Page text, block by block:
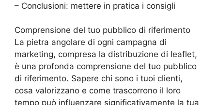
– Conclusioni: mettere in pratica i consigli
Comprensione del tuo pubblico di riferimento
La pietra angolare di ogni campagna di
marketing, compresa la distribuzione di leaflet,
è una profonda comprensione del tuo pubblico
di riferimento. Sapere chi sono i tuoi clienti,
cosa valorizzano e come trascorrono il loro
tempo può influenzare significativamente la tua